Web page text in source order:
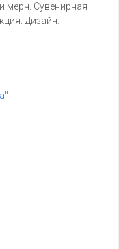
мерч. Сувенирная
Дизайн.